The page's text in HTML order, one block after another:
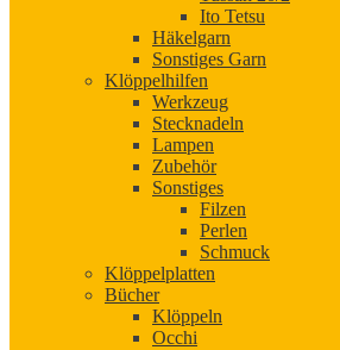
Ito Tetsu
Häkelgarn
Sonstiges Garn
Klöppelhilfen
Werkzeug
Stecknadeln
Lampen
Zubehör
Sonstiges
Filzen
Perlen
Schmuck
Klöppelplatten
Bücher
Klöppeln
Occhi